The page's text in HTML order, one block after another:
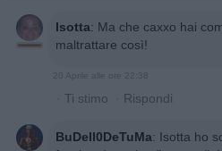
Isotta: Ma che caxxo hai
maltrattare così!
20 Aprile alle ore 22:38
· Ti stimo · Rispondi
BuDell0DeTuMa: Isotta ho